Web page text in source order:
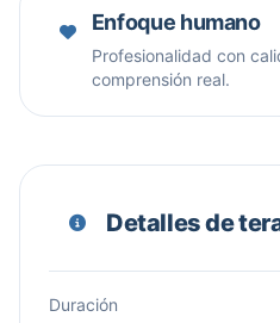
Enfoque humano
Profesionalidad con
comprensión real.
Detalles de
Duración